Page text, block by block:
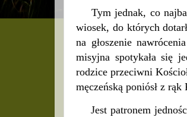
Tym jednak, co
wiosek, do których
na głoszenie
misyjna spotykała się
rodzice przeciwni
męczeńską poniósł z rąk
Jest patronem